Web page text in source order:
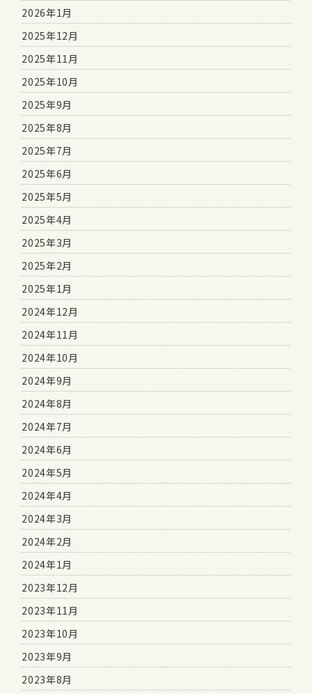
2026年1月
2025年12月
2025年11月
2025年10月
2025年9月
2025年8月
2025年7月
2025年6月
2025年5月
2025年4月
2025年3月
2025年2月
2025年1月
2024年12月
2024年11月
2024年10月
2024年9月
2024年8月
2024年7月
2024年6月
2024年5月
2024年4月
2024年3月
2024年2月
2024年1月
2023年12月
2023年11月
2023年10月
2023年9月
2023年8月